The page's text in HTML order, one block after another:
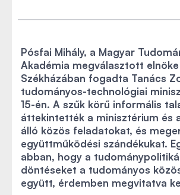
Pósfai Mihály, a Magyar
Akadémia megválasztott
Székházában fogadta Tanács
tudományos-technológiai
15-én. A szűk körű informális
áttekintették a minisztérium és
álló közös feladatokat, és
együttműködési szándékukat.
abban, hogy a
döntéseket a tudományos
együtt, érdemben megvitatva